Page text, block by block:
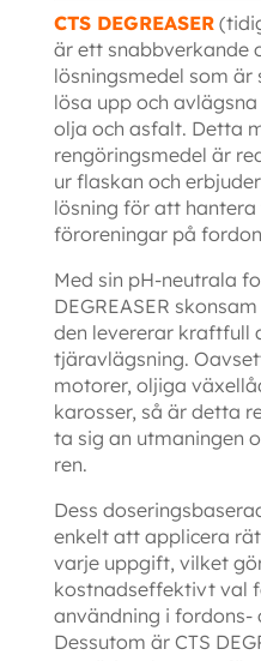
CTS DEGREASER
är ett snabbverkande
lösningsmedel som
lösa upp och
olja och asfalt. Detta
rengöringsmedel är
ur flaskan och
lösning för att
föroreningar på
Med sin pH-neutrala
DEGREASER
den levererar kraftfull
tjäravlägsning.
motorer, oljiga
karosser, så är detta
ta sig an utmaningen
ren.
Dess
enkelt att applicera
varje uppgift, vilket
kostnadseffektivt val
användning i fordons-
Dessutom är CTS